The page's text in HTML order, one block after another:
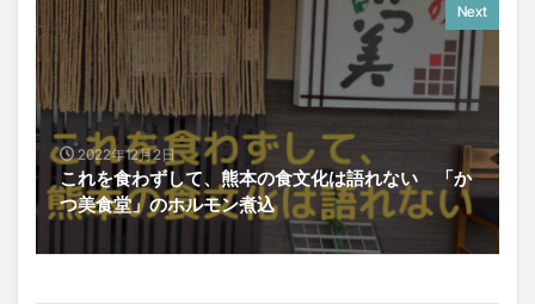
Next
2022年12月2日
これを食わずして、熊本の食文化は語れない 「か
つ美食堂」のホルモン煮込